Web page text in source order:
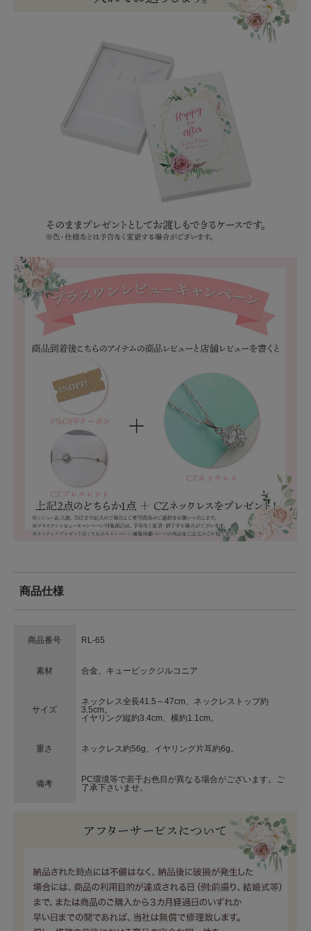
商品仕様
商品番号 RL-65
素材 合金、キュービックジルコニア
サイズ
ネックレス全長41.5～47cm、ネックレストップ約
3.5cm。
イヤリング縦約3.4cm、横約1.1cm。
重さ ネックレス約56g、イヤリング片耳約6g。
備考
PC環境等で若干お色目が異なる場合がございます。ご
了承下さいませ。